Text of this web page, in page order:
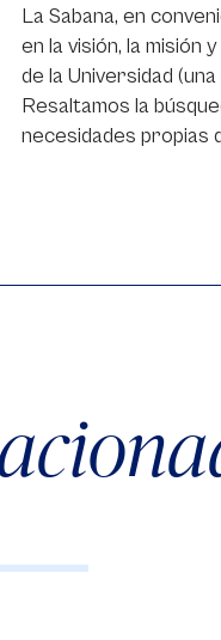
La Sabana, en
en la visión, la misión
de la Universidad
Resaltamos la
necesidades propias